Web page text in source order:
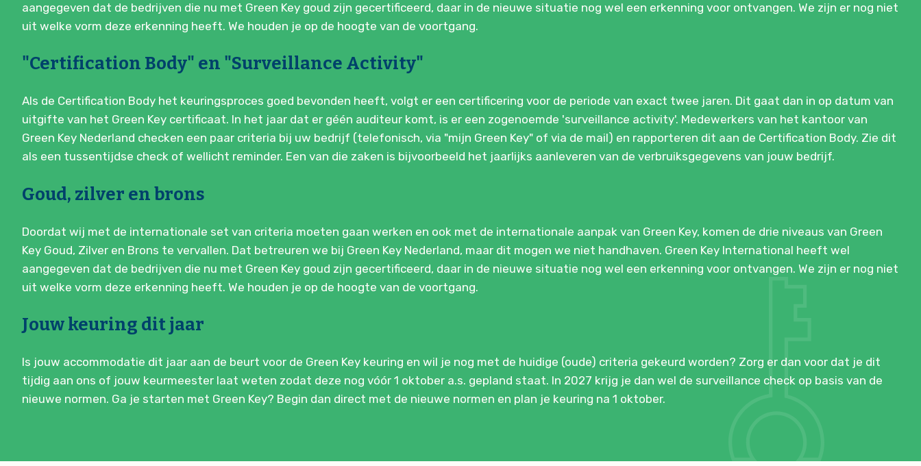
aangegeven dat de bedrijven die nu met Green Key goud zijn gecertificeerd, daar in de nieuwe situatie nog wel een erkenning voor ontvangen. We zijn er nog niet
uit welke vorm deze erkenning heeft. We houden je op de hoogte van de voortgang.
"Certification Body" en "Surveillance Activity"
Als de Certification Body het keuringsproces goed bevonden heeft, volgt er een certificering voor de periode van exact twee jaren. Dit gaat dan in op datum van
uitgifte van het Green Key certificaat. In het jaar dat er géén auditeur komt, is er een zogenoemde 'surveillance activity'. Medewerkers van het kantoor van
Green Key Nederland checken een paar criteria bij uw bedrijf (telefonisch, via "mijn Green Key" of via de mail) en rapporteren dit aan de Certification Body. Zie dit
als een tussentijdse check of wellicht reminder. Een van die zaken is bijvoorbeeld het jaarlijks aanleveren van de verbruiksgegevens van jouw bedrijf.
Goud, zilver en brons
Doordat wij met de internationale set van criteria moeten gaan werken en ook met de internationale aanpak van Green Key, komen de drie niveaus van Green
Key Goud, Zilver en Brons te vervallen. Dat betreuren we bij Green Key Nederland, maar dit mogen we niet handhaven. Green Key International heeft wel
aangegeven dat de bedrijven die nu met Green Key goud zijn gecertificeerd, daar in de nieuwe situatie nog wel een erkenning voor ontvangen. We zijn er nog niet
uit welke vorm deze erkenning heeft. We houden je op de hoogte van de voortgang.
Jouw keuring dit jaar
Is jouw accommodatie dit jaar aan de beurt voor de Green Key keuring en wil je nog met de huidige (oude) criteria gekeurd worden? Zorg er dan voor dat je dit
tijdig aan ons of jouw keurmeester laat weten zodat deze nog vóór 1 oktober a.s. gepland staat. In 2027 krijg je dan wel de surveillance check op basis van de
nieuwe normen. Ga je starten met Green Key? Begin dan direct met de nieuwe normen en plan je keuring na 1 oktober.